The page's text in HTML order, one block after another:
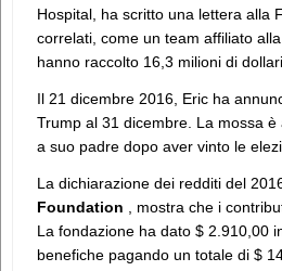
Hospital, ha scritto una lettera alla
correlati, come un team affiliato
hanno raccolto 16,3 milioni di
Il 21 dicembre 2016, Eric ha
Trump al 31 dicembre. La mossa
a suo padre dopo aver vinto le
La dichiarazione dei redditi del
Foundation , mostra che i
La fondazione ha dato $ 2.910,00
benefiche pagando un totale di $